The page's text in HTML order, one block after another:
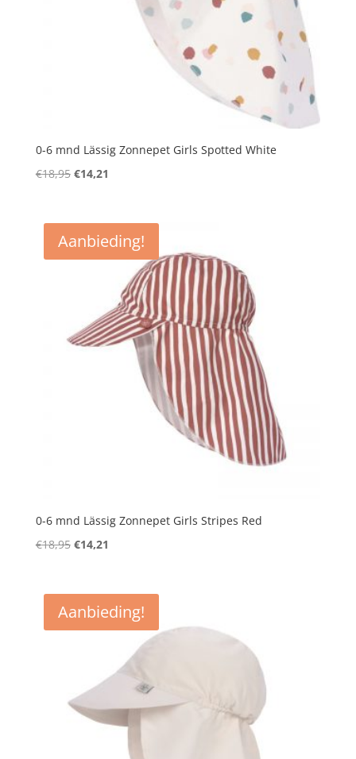
0-6 mnd Lässig Zonnepet Girls Spotted White
€18,95 Oorspronkelijke
€18,95.
€14,21
€14,21.
Aanbieding!
0-6 mnd Lässig Zonnepet Girls Stripes Red
€18,95 Oorspronkelijke
€18,95.
€14,21
€14,21.
Aanbieding!